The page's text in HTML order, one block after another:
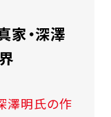
家・深澤
澤明氏の作